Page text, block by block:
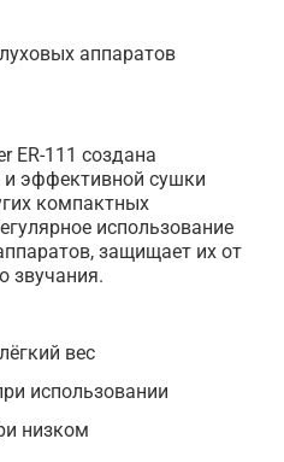
аппаратов
ER-111 создана
и эффективной сушки
компактных
использование
защищает их от
звучания.
вес
использовании
низком